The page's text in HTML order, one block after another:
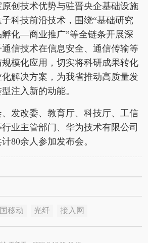
创技术优势与驻晋央企基础设施
科技前沿技术，围绕“基础研究
化—商业推广”等全链条开展深
信技术在信息安全、通信传输等
模化应用，切实将科研成果转化
解决方案，为我省推动高质量发
注入新的动能。
发改委、教育厅、科技厅、工信
业主管部门、华为技术有限公司
80余人参加发布会。
移动 光纤 接入网